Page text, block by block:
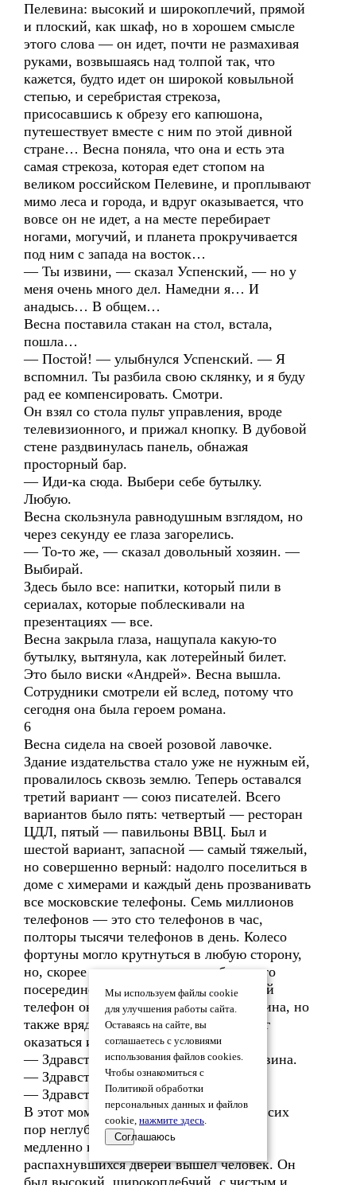
Пелевина: высокий и широкоплечий, прямой
и плоский, как шкаф, но в хорошем смысле
этого слова — он идет, почти не размахивая
руками, возвышаясь над толпой так, что
кажется, будто идет он широкой ковыльной
степью, и серебристая стрекоза,
присосавшись к обрезу его капюшона,
путешествует вместе с ним по этой дивной
стране… Весна поняла, что она и есть эта
самая стрекоза, которая едет стопом на
великом российском Пелевине, и проплывают
мимо леса и города, и вдруг оказывается, что
вовсе он не идет, а на месте перебирает
ногами, могучий, и планета прокручивается
под ним с запада на восток…
— Ты извини, — сказал Успенский, — но у
меня очень много дел. Намедни я… И
анадысь… В общем…
Весна поставила стакан на стол, встала,
пошла…
— Постой! — улыбнулся Успенский. — Я
вспомнил. Ты разбила свою склянку, и я буду
рад ее компенсировать. Смотри.
Он взял со стола пульт управления, вроде
телевизионного, и прижал кнопку. В дубовой
стене раздвинулась панель, обнажая
просторный бар.
— Иди-ка сюда. Выбери себе бутылку.
Любую.
Весна скользнула равнодушным взглядом, но
через секунду ее глаза загорелись.
— То-то же, — сказал довольный хозяин. —
Выбирай.
Здесь было все: напитки, который пили в
сериалах, которые поблескивали на
презентациях — все.
Весна закрыла глаза, нащупала какую-то
бутылку, вытянула, как лотерейный билет.
Это было виски «Андрей». Весна вышла.
Сотрудники смотрели ей вслед, потому что
сегодня она была героем романа.
6
Весна сидела на своей розовой лавочке.
Здание издательства стало уже не нужным ей,
провалилось сквозь землю. Теперь оставался
третий вариант — союз писателей. Всего
вариантов было пять: четвертый — ресторан
ЦДЛ, пятый — павильоны ВВЦ. Был и
шестой вариант, запасной — самый тяжелый,
но совершенно верный: надолго поселиться в
доме с химерами и каждый день прозванивать
все московские телефоны. Семь миллионов
телефонов — это сто телефонов в час,
полторы тысячи телефонов в день. Колесо
фортуны могло крутнуться в любую сторону,
но, скорее всего, остановилось бы где-то
посередине. Вряд ли первый набранный
телефон оказался бы телефоном Пелевина, но
также вряд ли телефоном Пелевина мог
оказаться и самый последний телефон.
— Здравствуйте. Будьте любезны Пелевина.
— Здравствуйте. Пелевин — это я.
— Здравствуйте, Пелевин. Я — Весна.
В этот момент здание издательства, до сих
пор неглубоко погруженное под землю,
медленно всплыло на поверхность. Из
распахнувшихся дверей вышел человек. Он
был высокий, широкопле6чий, с чистым и
Мы используем файлы cookie
для улучшения работы сайта.
Оставаясь на сайте, вы
соглашаетесь с условиями
использования файлов cookies.
Чтобы ознакомиться с
Политикой обработки
персональных данных и файлов
cookie, нажмите здесь.
Соглашаюсь